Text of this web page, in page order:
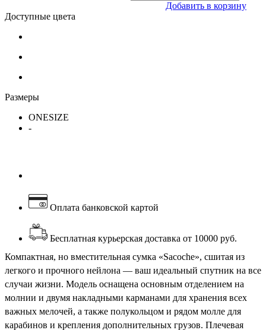
Компактная, но вместительная сумка «Sacoche», сшитая из
легкого и прочного нейлона — ваш идеальный спутник на все
случаи жизни. Модель оснащена основным отделением на
молнии и двумя накладными карманами для хранения всех
важных мелочей, а также полукольцом и рядом молле для
карабинов и крепления дополнительных грузов. Плечевая
Доступные цвета
Размеры
ONESIZE
-
Добавить в корзину
Оплата банковской картой
Бесплатная курьерская доставка от 10000 руб.